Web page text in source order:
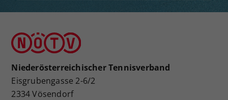
Niederösterreichischer Tennisverband
Eisgrubengasse 2-6/2
2334 Vösendorf